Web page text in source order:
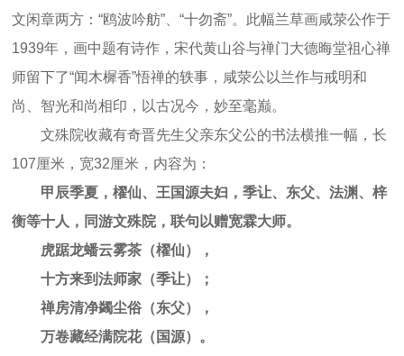
文闲章两方：“鸥波吟舫”、“十勿斋”。此幅兰草画咸荥公作于
1939年，画中题有诗作，宋代黄山谷与禅门大德晦堂祖心禅
师留下了“闻木樨香”悟禅的轶事，咸荥公以兰作与戒明和
尚、智光和尚相印，以古况今，妙至毫巅。
文殊院收藏有奇晋先生父亲东父公的书法横推一幅，长
107厘米，宽32厘米，内容为：
甲辰季夏，櫂仙、王国源夫妇，季让、东父、法渊、梓
衡等十人，同游文殊院，联句以赠宽霖大师。
虎踞龙蟠云雾茶（櫂仙），
十方来到法师家（季让）；
禅房清净蠲尘俗（东父），
万卷藏经满院花（国源）。